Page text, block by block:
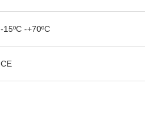
-15ºC -+70ºC
CE